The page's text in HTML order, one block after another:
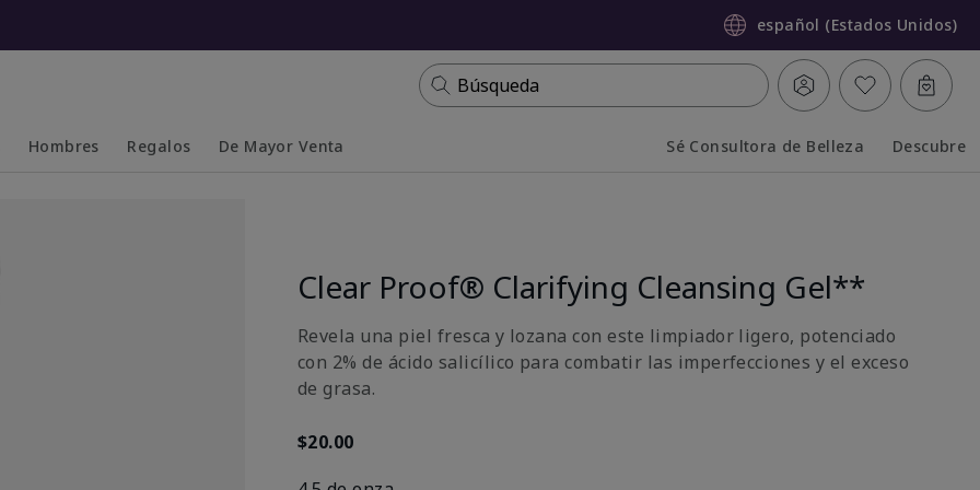
español (Estados Unidos)
Búsqueda
Hombres Regalos De Mayor Venta Sé Consultora de Belleza Descubre
Clear Proof® Clarifying Cleansing Gel**
Revela una piel fresca y lozana con este limpiador ligero, potenciado
con 2% de ácido salicílico para combatir las imperfecciones y el exceso
de grasa.
$20.00